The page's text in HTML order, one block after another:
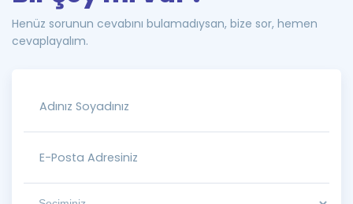
Henüz sorunun cevabını bulamadıysan, bize sor, hemen
cevaplayalım.